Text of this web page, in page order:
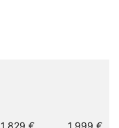
1,829 € 1,999 €